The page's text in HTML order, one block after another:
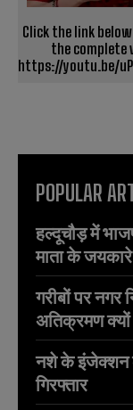
Click the link
the complete
https://youtu.be/
POPULAR
हल्दूचौड़ में
माता के जयकारे
गरीबों पर नगर
अतिक्रमण क्यों
नशे के इंजेक्शन
गिरफ्तार